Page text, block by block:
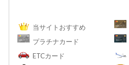
当サイトおすすめ
プラチナカード
ETCカード